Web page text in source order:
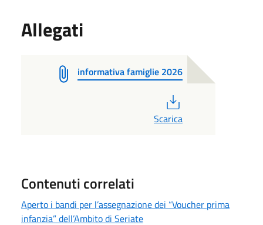
Allegati
informativa famiglie 2026
Scarica
Contenuti correlati
Aperto i bandi per l’assegnazione dei “Voucher prima
infanzia” dell’Ambito di Seriate